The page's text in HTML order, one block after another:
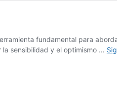
fundamental para
la sensibilidad y el optimismo …